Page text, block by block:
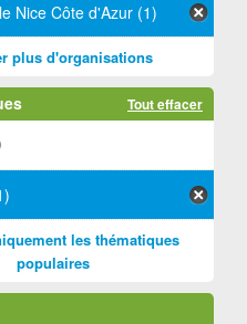
Nice Côte d'Azur (1)
plus d'organisations
Tout effacer
les thématiques
populaires